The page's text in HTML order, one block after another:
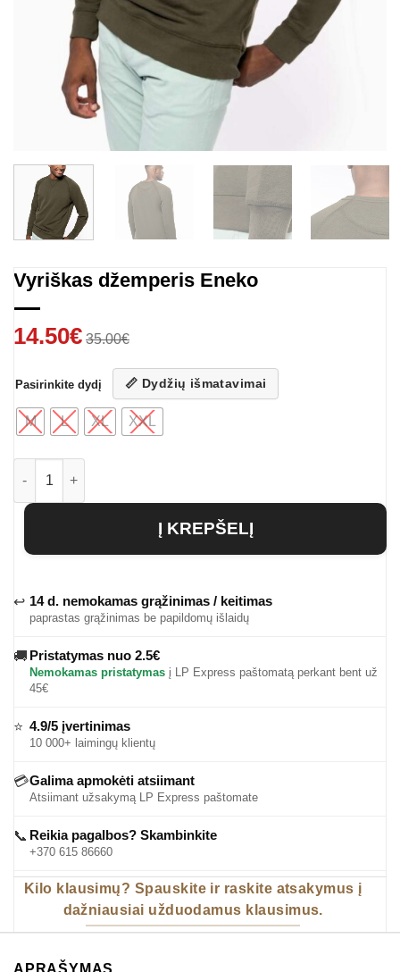
Vyriškas džemperis Eneko
14.50€ 35.00€
Pasirinkite dydį 📏 Dydžių išmatavimai
M L XL XXL
produkto kiekis: Vyriškas džemperis Eneko
Į KREPŠELĮ
↩ 14 d. nemokamas grąžinimas / keitimas
paprastas grąžinimas be papildomų išlaidų
🚚 Pristatymas nuo 2.5€
Nemokamas pristatymas į LP Express paštomatą perkant bent už
45€
⭐ 4.9/5 įvertinimas
10 000+ laimingų klientų
💳Galima apmokėti atsiimant
Atsiimant užsakymą LP Express paštomate
📞 Reikia pagalbos? Skambinkite
+370 615 86660
Kilo klausimų? Spauskite ir raskite atsakymus į
dažniausiai užduodamus klausimus.